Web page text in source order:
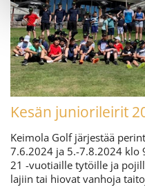
Kesän juniorileirit
Keimola Golf järjestää
7.6.2024 ja 5.-7.8.2024
21 -vuotiaille tytöille ja
lajiin tai hiovat vanhoja